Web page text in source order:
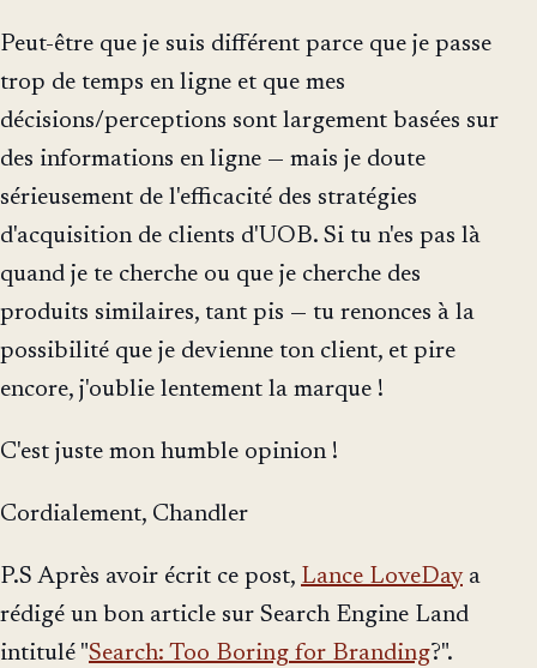
Peut-être que je suis différent parce que je passe
trop de temps en ligne et que mes
décisions/perceptions sont largement basées sur
des informations en ligne — mais je doute
sérieusement de l'efficacité des stratégies
d'acquisition de clients d'UOB. Si tu n'es pas là
quand je te cherche ou que je cherche des
produits similaires, tant pis — tu renonces à la
possibilité que je devienne ton client, et pire
encore, j'oublie lentement la marque !
C'est juste mon humble opinion !
Cordialement, Chandler
P.S Après avoir écrit ce post, Lance LoveDay a
rédigé un bon article sur Search Engine Land
intitulé "Search: Too Boring for Branding?".